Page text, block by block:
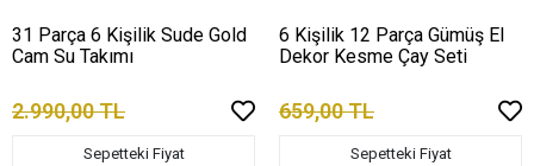
31 Parça 6 Kişilik Sude Gold
Cam Su Takımı
2.990,00 TL
Sepetteki Fiyat
6 Kişilik 12 Parça Gümüş El
Dekor Kesme Çay Seti
659,00 TL
Sepetteki Fiyat